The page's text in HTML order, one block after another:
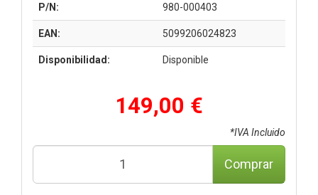
P/N: 980-000403
EAN: 5099206024823
Disponibilidad: Disponible
149,00 €
*IVA Incluido
Comprar